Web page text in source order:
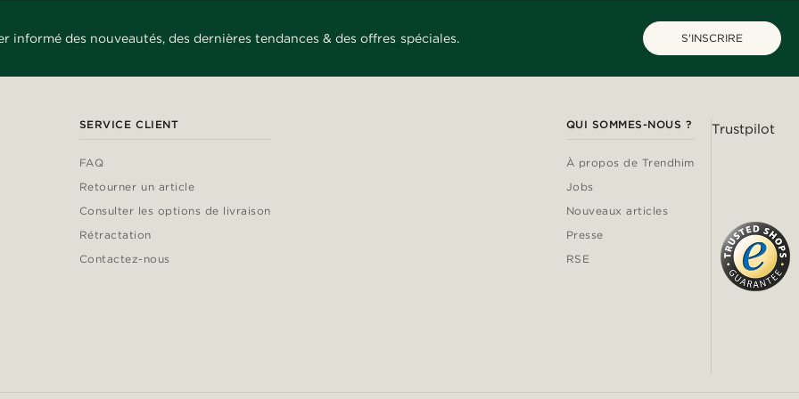
informé des nouveautés, des dernières tendances & des offres spéciales. S'INSCRIRE
SERVICE CLIENT
FAQ
Retourner un article
Consulter les options de livraison
Rétractation
Contactez-nous
QUI SOMMES-NOUS ?
À propos de Trendhim
Jobs
Nouveaux articles
Presse
RSE
Trustpilot